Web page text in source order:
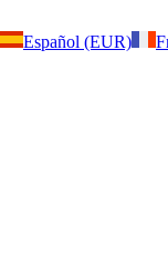
Español (EUR)